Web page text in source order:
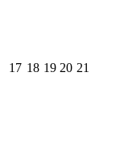
17 18 19 20 21